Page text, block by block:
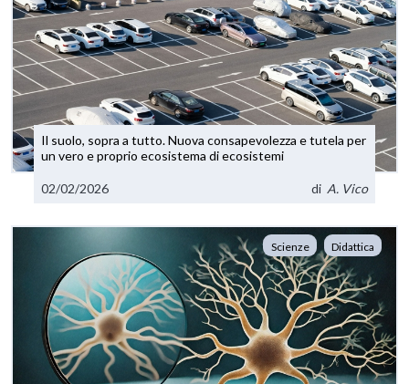
Il suolo, sopra a tutto. Nuova consapevolezza e tutela per
un vero e proprio ecosistema di ecosistemi
02/02/2026 di A. Vico
Scienze Didattica